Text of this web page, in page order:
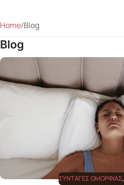
Home Blog
Blog
ΣΥΝΤΑΓΈΣ ΟΜΟΡΦΙΆΣ,